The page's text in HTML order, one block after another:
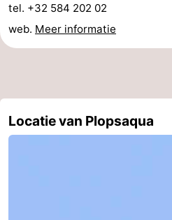
Ieper
De
Het
Knokke-
-
tel. +32 584 202 02
web. Meer informatie
Locatie van Plopsaqua